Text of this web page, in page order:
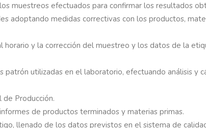
muestreos efectuados para confirmar los resultados
adoptando medidas correctivas con los productos,
horario y la corrección del muestreo y los datos de la
patrón utilizadas en el laboratorio, efectuando análisis y
Producción.
de productos terminados y materias primas.
llenado de los datos previstos en el sistema de